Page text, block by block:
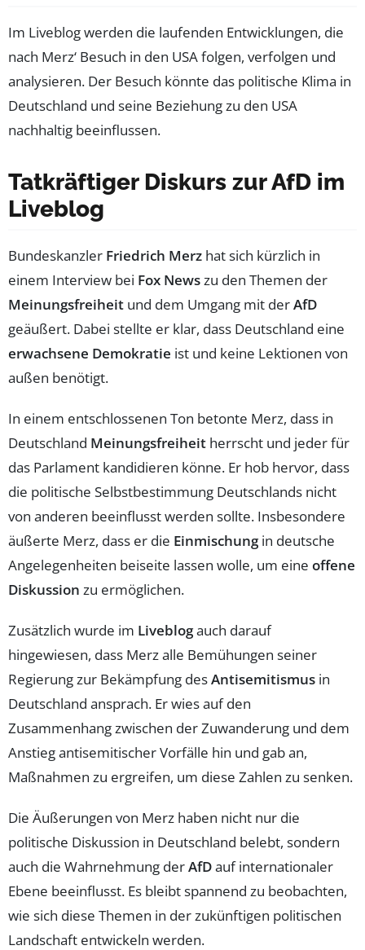
Im Liveblog werden die laufenden Entwicklungen, die
nach Merz‘ Besuch in den USA folgen, verfolgen und
analysieren. Der Besuch könnte das politische Klima in
Deutschland und seine Beziehung zu den USA
nachhaltig beeinflussen.
Tatkräftiger Diskurs zur AfD im
Liveblog
Bundeskanzler Friedrich Merz hat sich kürzlich in
einem Interview bei Fox Newszu den Themen der
Meinungsfreiheit und dem Umgang mit derAfD
geäußert. Dabei stellte er klar, dass Deutschland eine
erwachsene Demokratie ist und keine Lektionen von
außen benötigt.
In einem entschlossenen Ton betonte Merz, dass in
Deutschland Meinungsfreiheit herrscht und jeder für
das Parlament kandidieren könne. Er hob hervor, dass
die politische Selbstbestimmung Deutschlands nicht
von anderen beeinflusst werden sollte. Insbesondere
äußerte Merz, dass er die Einmischungin deutsche
Angelegenheiten beiseite lassen wolle, um eine offene
Diskussion zu ermöglichen.
Zusätzlich wurde im Liveblogauch darauf
hingewiesen, dass Merz alle Bemühungen seiner
Regierung zur Bekämpfung desAntisemitismus in
Deutschland ansprach. Er wies auf den
Zusammenhang zwischen der Zuwanderung und dem
Anstieg antisemitischer Vorfälle hin und gab an,
Maßnahmen zu ergreifen, um diese Zahlen zu senken.
Die Äußerungen von Merz haben nicht nur die
politische Diskussion in Deutschland belebt, sondern
auch die Wahrnehmung derAfDauf internationaler
Ebene beeinflusst. Es bleibt spannend zu beobachten,
wie sich diese Themen in der zukünftigen politischen
Landschaft entwickeln werden.